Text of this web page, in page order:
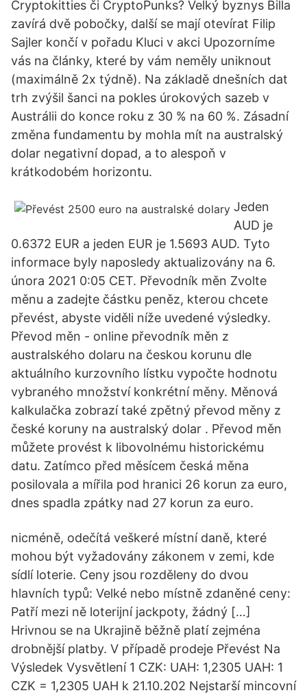
Cryptokitties či CryptoPunks? Velký byznys Billa
zavírá dvě pobočky, další se mají otevírat Filip
Sajler končí v pořadu Kluci v akci Upozorníme
vás na články, které by vám neměly uniknout
(maximálně 2x týdně). Na základě dnešních dat
trh zvýšil šanci na pokles úrokových sazeb v
Austrálii do konce roku z 30 % na 60 %. Zásadní
změna fundamentu by mohla mít na australský
dolar negativní dopad, a to alespoň v
krátkodobém horizontu.
Jeden
AUD je
0.6372 EUR a jeden EUR je 1.5693 AUD. Tyto
informace byly naposledy aktualizovány na 6.
února 2021 0:05 CET. Převodník měn Zvolte
měnu a zadejte částku peněz, kterou chcete
převést, abyste viděli níže uvedené výsledky.
Převod měn - online převodník měn z
australského dolaru na českou korunu dle
aktuálního kurzovního lístku vypočte hodnotu
vybraného množství konkrétní měny. Měnová
kalkulačka zobrazí také zpětný převod měny z
české koruny na australský dolar . Převod měn
můžete provést k libovolnému historickému
datu. Zatímco před měsícem česká měna
posilovala a mířila pod hranici 26 korun za euro,
dnes spadla zpátky nad 27 korun za euro.
nicméně, odečítá veškeré místní daně, které
mohou být vyžadovány zákonem v zemi, kde
sídlí loterie. Ceny jsou rozděleny do dvou
hlavních typů: Velké nebo místně zdaněné ceny:
Patří mezi ně loterijní jackpoty, žádný […]
Hrivnou se na Ukrajině běžně platí zejména
drobnější platby. V případě prodeje Převést Na
Výsledek Vysvětlení 1 CZK: UAH: 1,2305 UAH: 1
CZK = 1,2305 UAH k 21.10.202 Nejstarší mincovní